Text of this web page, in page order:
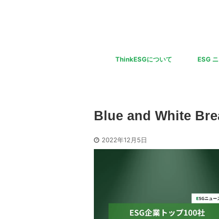
ThinkESGについて ESG
Blue and White
2022年12月5日